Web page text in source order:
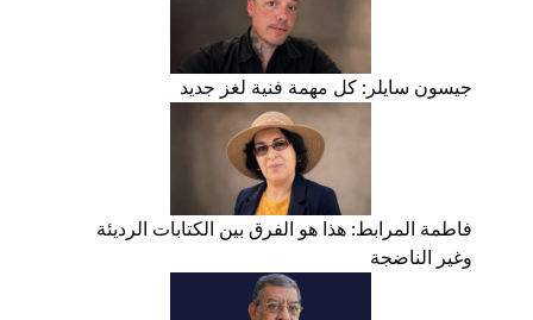
جيسون سايلر: كل مهمة فنية لغز جديد
فاطمة المرابط: هذا هو الفرق بين الكتابات الرديئة
وغير الناضجة